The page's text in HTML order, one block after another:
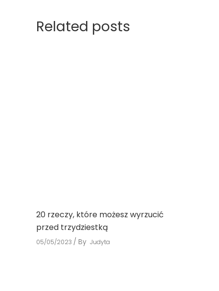
Related posts
20 rzeczy, które możesz wyrzucić
przed trzydziestką
05/05/2023 By Judyta